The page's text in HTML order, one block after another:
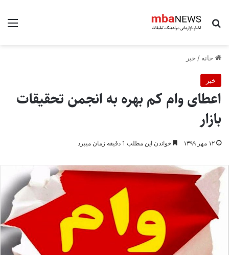
جستجو برای
خانه / خبر
خبر
اعطای وام کم بهره به انجمن تحقیقات
بازار
۱۲ مهر ۱۳۹۹ خواندن این مطلب 1 دقیقه زمان میبرد